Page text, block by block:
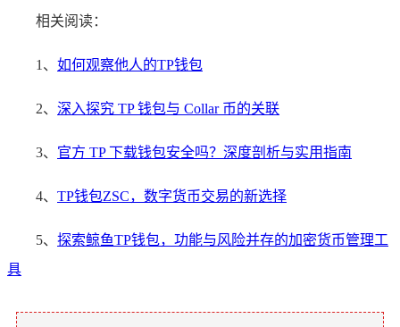
相关阅读：
1、 如何观察他人的TP钱包
2、 深入探究 TP 钱包与 Collar 币的关联
3、 官方 TP 下载钱包安全吗？深度剖析与实用指南
4、 TP钱包ZSC，数字货币交易的新选择
5、 探索鲸鱼TP钱包，功能与风险并存的加密货币管理工
具